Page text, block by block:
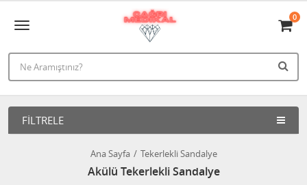
0
FILTRELE
Ana Sayfa Tekerlekli Sandalye
Akülü Tekerlekli Sandalye